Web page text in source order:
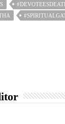
t
e